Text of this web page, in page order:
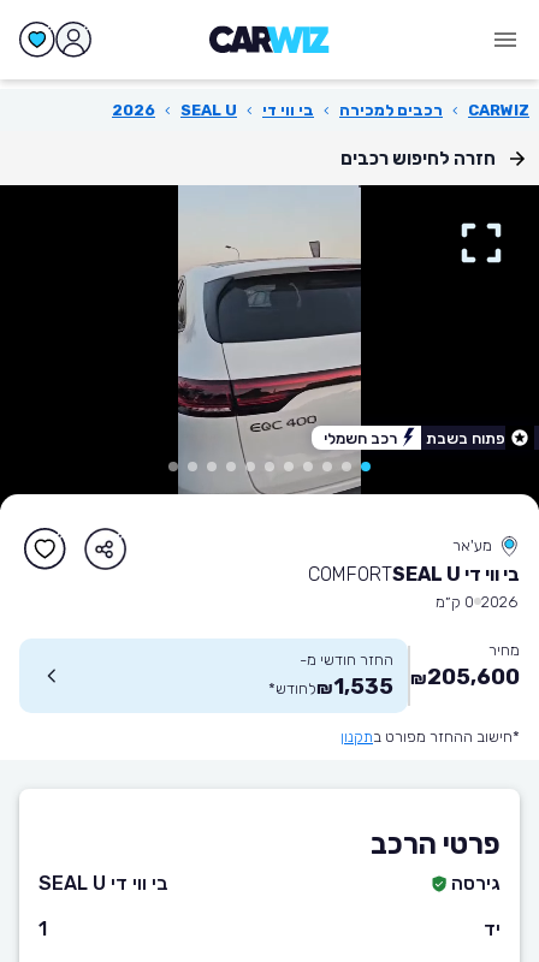
CARWIZ
› רכבים למכירה › בי ווי די ›
SEAL U
›
2026
חזרה לחיפוש רכבים
פתוח בשבת רכב חשמלי
מע'אר
בי ווי די SEAL U COMFORT
2026 0 ק״מ
מחיר
205,600
₪
החזר חודשי מ-
1,535
₪לחודש*
*חישוב ההחזר מפורט בתקנון
פרטי הרכב
גירסה
בי ווי די SEAL U
יד
1